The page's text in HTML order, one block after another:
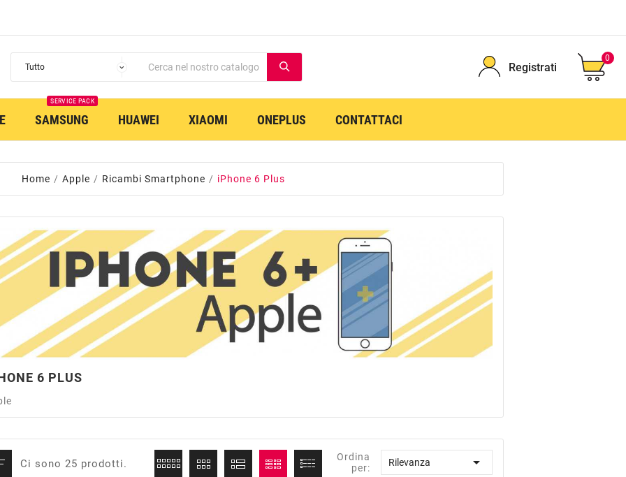
Registrati
0
SAMSUNG
SERVICE PACK
HUAWEI XIAOMI ONEPLUS CONTATTACI
Home Apple Ricambi Smartphone iPhone 6 Plus
6 PLUS
Ci sono 25 prodotti.
Ordina
per:
Rilevanza 